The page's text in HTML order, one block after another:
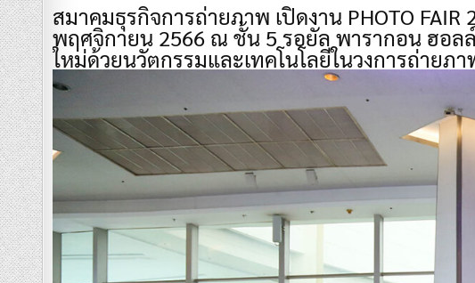
สมาคมธุรกิจการถ่ายภาพ เปิดงาน PHOTO
พฤศจิกายน 2566 ณ ชั้น 5 รอยัล พารากอน ฮอล
ใหม่ด้วยนวัตกรรมและเทคโนโลยีในวงการถ่ายภา